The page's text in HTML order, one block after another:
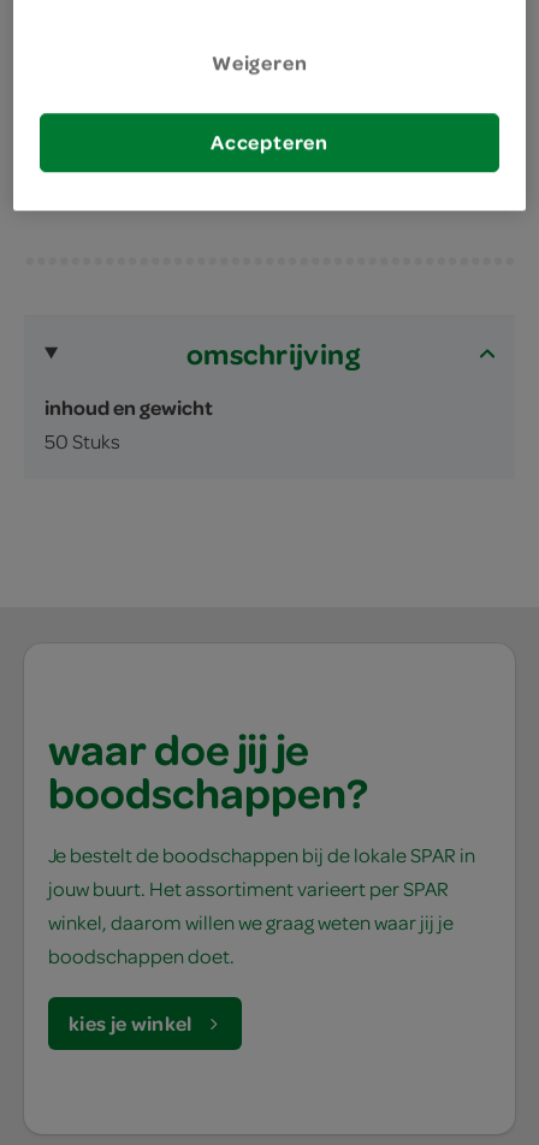
een pen met kwaliteit zorgt voor schrijfplezier
Bic balpennen gaan jaren mee
omschrijving
inhoud en gewicht
50 Stuks
waar doe jij je
boodschappen?
Je bestelt de boodschappen bij de lokale SPAR in
jouw buurt. Het assortiment varieert per SPAR
winkel, daarom willen we graag weten waar jij je
boodschappen doet.
kies je winkel
Weigeren
Accepteren